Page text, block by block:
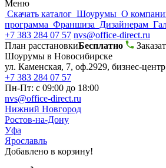
Меню
Скачать каталог Шоурумы О
программа Франшиза Дизайнерам
+7 383 284 07 57 nvs@office-direct.ru
План расстановкиБесплатно
Шоурумы в Новосибирске
ул. Каменская, 7, оф.2929, бизнес-
+7 383 284 07 57
Пн-Пт: с 09:00 до 18:00
nvs@office-direct.ru
Нижний Новгород
Ростов-на-Дону
Уфа
Ярославль
Добавлено в корзину!